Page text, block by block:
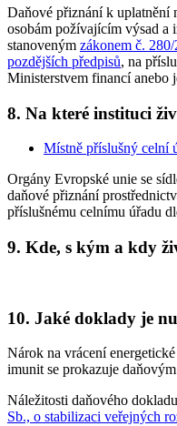
Daňové přiznání k uplatnění
osobám požívajícím výsad a
stanoveným zákonem č.
pozdějších předpisů, na
Ministerstvem financí anebo
8. Na které instituci
Místně příslušný celní
Orgány Evropské unie se
daňové přiznání
příslušnému celnímu úřadu
9. Kde, s kým a kdy
10. Jaké doklady je
Nárok na vrácení
imunit se prokazuje
Náležitosti daňového
Sb., o stabilizaci veřejných